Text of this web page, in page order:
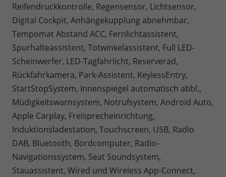
Reifendruckkontrolle, Regensensor, Lichtsensor,
Digital Cockpit, Anhängekupplung abnehmbar,
Tempomat Abstand ACC, Fernlichtassistent,
Spurhalteassistent, Totwinkelassistent, Full LED-
Scheinwerfer, LED-Tagfahrlicht, Reserverad,
Rückfahrkamera, Park-Assistent, KeylessEntry,
StartStopSystem, Innenspiegel automatisch abbl.,
Müdigkeitswarnsystem, Notrufsystem, Android Auto,
Apple Carplay, Freisprecheinrichtung,
Induktionsladestation, Touchscreen, USB, Radio
DAB, Bluetooth, Bordcomputer, Radio-
Navigationssystem, Seat Soundsystem,
Stauassistent, Wired und Wireless App-Connect,